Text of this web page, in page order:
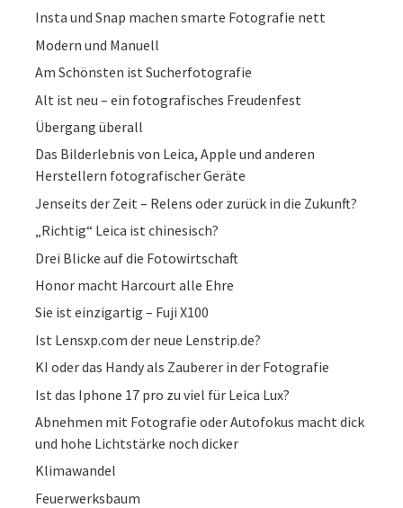
Insta und Snap machen smarte Fotografie nett
Modern und Manuell
Am Schönsten ist Sucherfotografie
Alt ist neu – ein fotografisches Freudenfest
Übergang überall
Das Bilderlebnis von Leica, Apple und anderen
Herstellern fotografischer Geräte
Jenseits der Zeit – Relens oder zurück in die Zukunft?
„Richtig“ Leica ist chinesisch?
Drei Blicke auf die Fotowirtschaft
Honor macht Harcourt alle Ehre
Sie ist einzigartig – Fuji X100
Ist Lensxp.com der neue Lenstrip.de?
KI oder das Handy als Zauberer in der Fotografie
Ist das Iphone 17 pro zu viel für Leica Lux?
Abnehmen mit Fotografie oder Autofokus macht dick
und hohe Lichtstärke noch dicker
Klimawandel
Feuerwerksbaum